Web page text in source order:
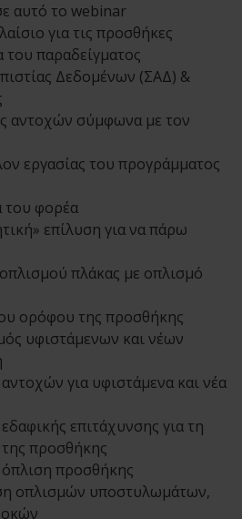
αυτό το webinar
για τις προσθήκες
παραδείγματος
Δεδομένων (ΣΑΔ) &
αντοχών σύμφωνα με τον
εργασίας του προγράμματος
του φορέα
επίλυση για να πάρω
πλάκας με οπλισμό
ορόφου της προσθήκης
υφιστάμενων και νέων
για υφιστάμενα και νέα
επιτάχυνσης για τη
προσθήκης
όπλιση προσθήκης
οπλισμών υποστυλωμάτων,